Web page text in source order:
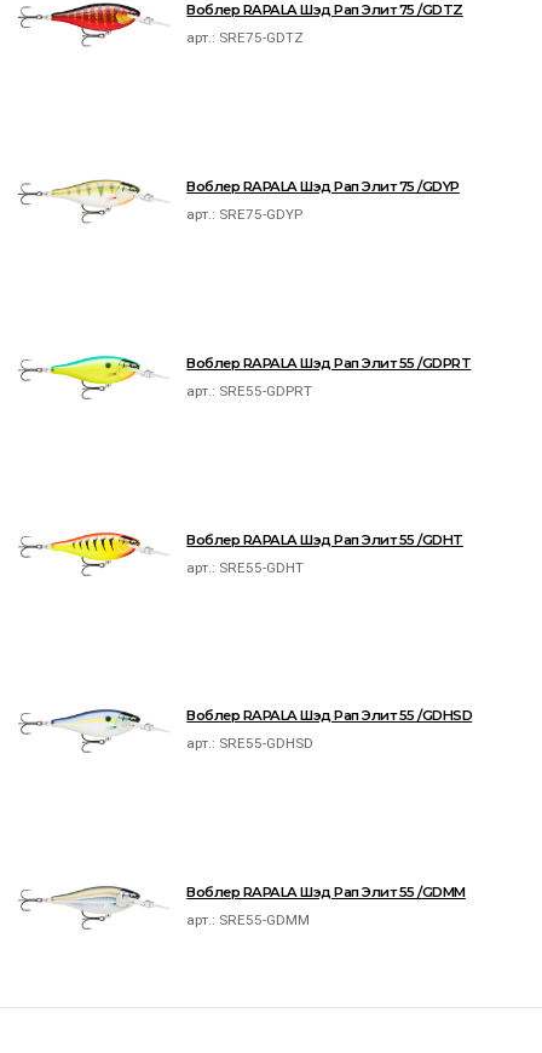
Воблер RAPALA Шэд Рап Элит 75 /GDTZ
арт.: SRE75-GDTZ
Воблер RAPALA Шэд Рап Элит 75 /GDYP
арт.: SRE75-GDYP
Воблер RAPALA Шэд Рап Элит 55 /GDPRT
арт.: SRE55-GDPRT
Воблер RAPALA Шэд Рап Элит 55 /GDHT
арт.: SRE55-GDHT
Воблер RAPALA Шэд Рап Элит 55 /GDHSD
арт.: SRE55-GDHSD
Воблер RAPALA Шэд Рап Элит 55 /GDMM
арт.: SRE55-GDMM